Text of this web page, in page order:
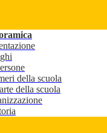
della scuola
della scuola